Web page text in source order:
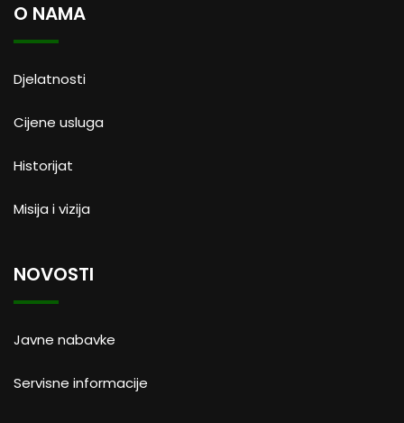
O NAMA
Djelatnosti
Cijene usluga
Historijat
Misija i vizija
NOVOSTI
Javne nabavke
Servisne informacije